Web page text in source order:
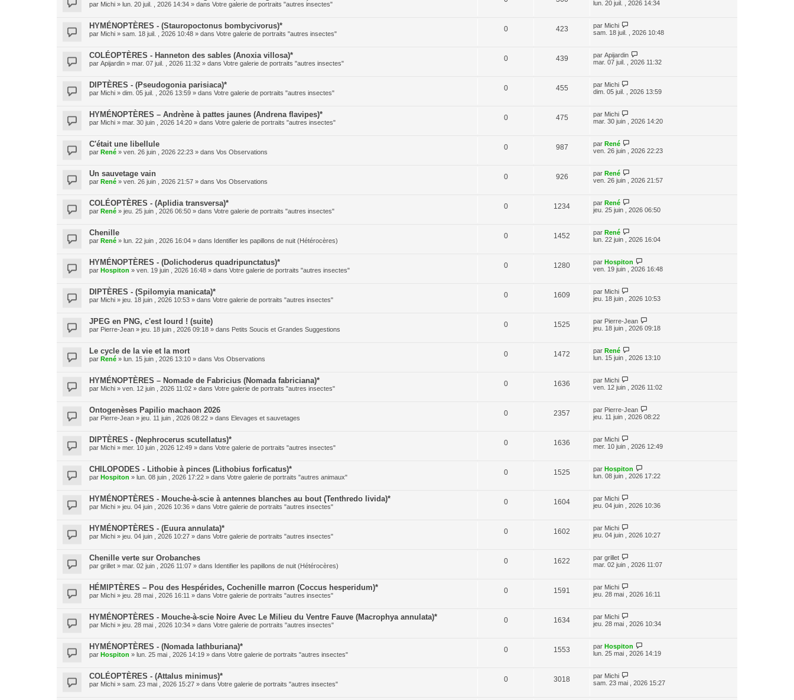
par Michi » lun. 20 juil. , 2026 14:34 » dans Votre galerie de portraits "autres insectes"
lun. 20 juil. , 2026 14:34
HYMÉNOPTÈRES - (Stauropoctonus bombycivorus)*
par Michi » sam. 18 juil. , 2026 10:48 » dans Votre galerie de portraits "autres insectes"
0 423 par Michi
sam. 18 juil. , 2026 10:48
COLÉOPTÈRES - Hanneton des sables (Anoxia villosa)*
par Apijardin » mar. 07 juil. , 2026 11:32 » dans Votre galerie de portraits "autres insectes"
0 439 par Apijardin
mar. 07 juil. , 2026 11:32
DIPTÈRES - (Pseudogonia parisiaca)*
par Michi » dim. 05 juil. , 2026 13:59 » dans Votre galerie de portraits "autres insectes"
0 455 par Michi
dim. 05 juil. , 2026 13:59
HYMÉNOPTÈRES – Andrène à pattes jaunes (Andrena flavipes)*
par Michi » mar. 30 juin , 2026 14:20 » dans Votre galerie de portraits "autres insectes"
0 475 par Michi
mar. 30 juin , 2026 14:20
C'était une libellule
par René » ven. 26 juin , 2026 22:23 » dans Vos Observations
0 987 par René
ven. 26 juin , 2026 22:23
Un sauvetage vain
par René » ven. 26 juin , 2026 21:57 » dans Vos Observations
0 926 par René
ven. 26 juin , 2026 21:57
COLÉOPTÈRES - (Aplidia transversa)*
par René » jeu. 25 juin , 2026 06:50 » dans Votre galerie de portraits "autres insectes"
0 1234 par René
jeu. 25 juin , 2026 06:50
Chenille
par René » lun. 22 juin , 2026 16:04 » dans Identifier les papillons de nuit (Hétérocères)
0 1452 par René
lun. 22 juin , 2026 16:04
HYMÉNOPTÈRES - (Dolichoderus quadripunctatus)*
par Hospiton » ven. 19 juin , 2026 16:48 » dans Votre galerie de portraits "autres insectes"
0 1280 par Hospiton
ven. 19 juin , 2026 16:48
DIPTÈRES - (Spilomyia manicata)*
par Michi » jeu. 18 juin , 2026 10:53 » dans Votre galerie de portraits "autres insectes"
0 1609 par Michi
jeu. 18 juin , 2026 10:53
JPEG en PNG, c'est lourd ! (suite)
par Pierre-Jean » jeu. 18 juin , 2026 09:18 » dans Petits Soucis et Grandes Suggestions
0 1525 par Pierre-Jean
jeu. 18 juin , 2026 09:18
Le cycle de la vie et la mort
par René » lun. 15 juin , 2026 13:10 » dans Vos Observations
0 1472 par René
lun. 15 juin , 2026 13:10
HYMÉNOPTÈRES – Nomade de Fabricius (Nomada fabriciana)*
par Michi » ven. 12 juin , 2026 11:02 » dans Votre galerie de portraits "autres insectes"
0 1636 par Michi
ven. 12 juin , 2026 11:02
Ontogenèses Papilio machaon 2026
par Pierre-Jean » jeu. 11 juin , 2026 08:22 » dans Elevages et sauvetages
0 2357 par Pierre-Jean
jeu. 11 juin , 2026 08:22
DIPTÈRES - (Nephrocerus scutellatus)*
par Michi » mer. 10 juin , 2026 12:49 » dans Votre galerie de portraits "autres insectes"
0 1636 par Michi
mer. 10 juin , 2026 12:49
CHILOPODES - Lithobie à pinces (Lithobius forficatus)*
par Hospiton » lun. 08 juin , 2026 17:22 » dans Votre galerie de portraits "autres animaux"
0 1525 par Hospiton
lun. 08 juin , 2026 17:22
HYMÉNOPTÈRES - Mouche-à-scie à antennes blanches au bout (Tenthredo livida)*
par Michi » jeu. 04 juin , 2026 10:36 » dans Votre galerie de portraits "autres insectes"
0 1604 par Michi
jeu. 04 juin , 2026 10:36
HYMÉNOPTÈRES - (Euura annulata)*
par Michi » jeu. 04 juin , 2026 10:27 » dans Votre galerie de portraits "autres insectes"
0 1602 par Michi
jeu. 04 juin , 2026 10:27
Chenille verte sur Orobanches
par grillet » mar. 02 juin , 2026 11:07 » dans Identifier les papillons de nuit (Hétérocères)
0 1622 par grillet
mar. 02 juin , 2026 11:07
HÉMIPTÈRES – Pou des Hespérides, Cochenille marron (Coccus hesperidum)*
par Michi » jeu. 28 mai , 2026 16:11 » dans Votre galerie de portraits "autres insectes"
0 1591 par Michi
jeu. 28 mai , 2026 16:11
HYMÉNOPTÈRES - Mouche-à-scie Noire Avec Le Milieu du Ventre Fauve (Macrophya annulata)*
par Michi » jeu. 28 mai , 2026 10:34 » dans Votre galerie de portraits "autres insectes"
0 1634 par Michi
jeu. 28 mai , 2026 10:34
HYMÉNOPTÈRES - (Nomada lathburiana)*
par Hospiton » lun. 25 mai , 2026 14:19 » dans Votre galerie de portraits "autres insectes"
0 1553 par Hospiton
lun. 25 mai , 2026 14:19
COLÉOPTÈRES - (Attalus minimus)*
par Michi » sam. 23 mai , 2026 15:27 » dans Votre galerie de portraits "autres insectes"
0 3018 par Michi
sam. 23 mai , 2026 15:27